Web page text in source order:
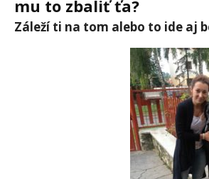
mu to zbaliť ťa?
Záleží ti na tom alebo to ide aj